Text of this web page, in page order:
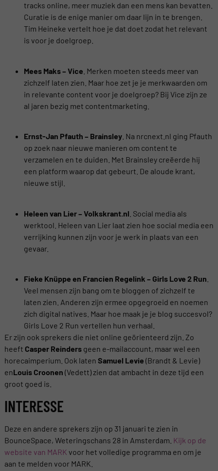
tracks online, meer muziek dan een mens kan bevatten.
Curatie is de enige manier om daar lijn in te brengen.
Tim Heineke vertelt hoe je dat doet zodat het relevant
is voor je doelgroep.
Mees Maks – Vice . Merken moeten steeds meer van
zichzelf laten zien. Maar hoe zet je je merkwaarden om
in relevante content voor je doelgroep? Bij Vice zijn ze
al jaren bezig met contentmarketing.
Ernst-Jan Pfauth – Brainsley. Na nrcnext.nl ging Pfauth
op zoek naar nieuwe manieren om content te
verzamelen en te duiden. Met Brainsley creëerde hij
een platform waarop dat gebeurt. De aloude krant,
nieuwe stijl.
Heleen van Lier – Volkskrant.nl . Social media als
werktool. Heleen van Lier laat zien hoe social media een
verrijking kunnen zijn voor je werk in plaats van een
gevaar.
Fieke Knüppe en Francien Regelink – Girls Love 2 Run
Veel mensen zijn bang om te bloggen of zichzelf te
laten zien. Anderen zijn ermee opgegroeid en noemen
zich digital natives. Maar hoe maak je je blog succesvol?
Girls Love 2 Run vertellen hun verhaal.
Er zijn ook sprekers die niet online geörienteerd zijn. Zo
heeft Casper Reindersgeen e-mailaccount, maar wel een
horecaimperium. Ook laten Samuel Levie (Brandt & Levie)
enLouis Croonen (Vedett) zien dat ambacht in deze tijd een
groot goed is.
INTERESSE
Deze en andere sprekers zijn op 31 januari te zien in
BounceSpace, Weteringschans 28 in Amsterdam. Kijk op de
website van MARK voor het volledige programma en om je
aan te melden voor MARK.